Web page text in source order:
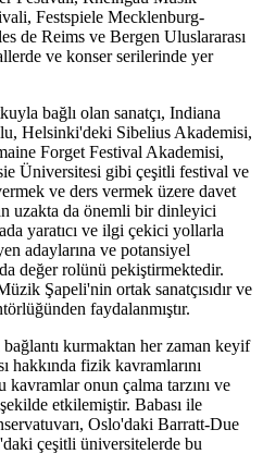
Festspiele Mecklenburg-
de Reims ve Bergen Uluslararası
ve konser serilerinde yer
bağlı olan sanatçı, Indiana
Helsinki'deki Sibelius Akademisi,
Forget Festival Akademisi,
Üniversitesi gibi çeşitli festival ve
ve ders vermek üzere davet
uzakta da önemli bir dinleyici
yaratıcı ve ilgi çekici yollarla
adaylarına ve potansiyel
değer rolünü pekiştirmektedir.
Şapeli'nin ortak sanatçısıdır ve
faydalanmıştır.
kurmaktan her zaman keyif
hakkında fizik kavramlarını
kavramlar onun çalma tarzını ve
etkilemiştir. Babası ile
Oslo'daki Barratt-Due
çeşitli üniversitelerde bu